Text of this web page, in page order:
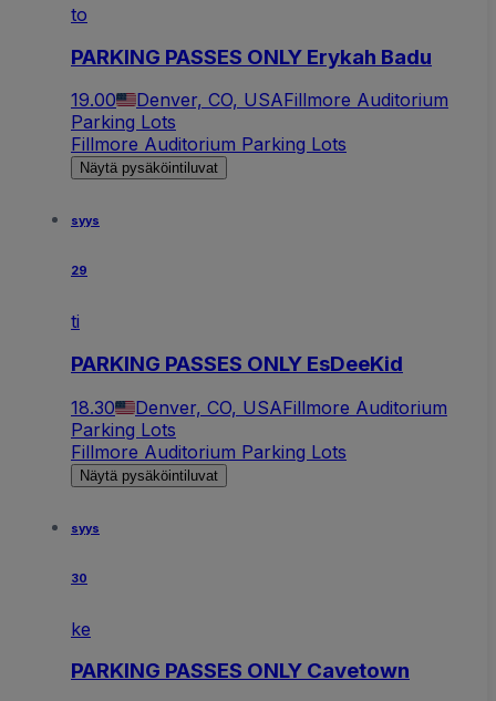
to
PARKING PASSES ONLY Erykah Badu
19.00 Denver, CO, USAFillmore Auditorium
Parking Lots
Fillmore Auditorium Parking Lots
Näytä pysäköintiluvat
syys
29
ti
PARKING PASSES ONLY EsDeeKid
18.30 Denver, CO, USAFillmore Auditorium
Parking Lots
Fillmore Auditorium Parking Lots
Näytä pysäköintiluvat
syys
30
ke
PARKING PASSES ONLY Cavetown